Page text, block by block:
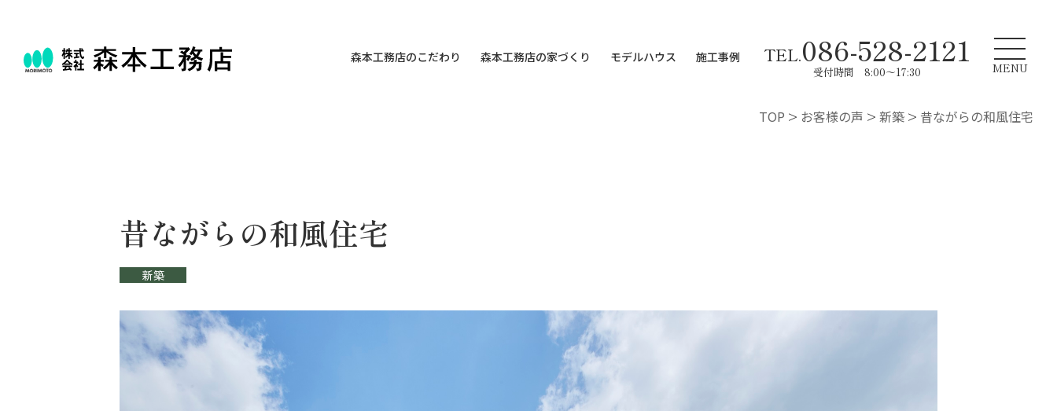
森本工務店のこだわり 森本工務店の家づくり モデルハウス 施工事例 TEL.086-528-2121
受付時間 8:00～17:30 MENU
TOP > お客様の声 > 新築 > 昔ながらの和風住宅
昔ながらの和風住宅
新築